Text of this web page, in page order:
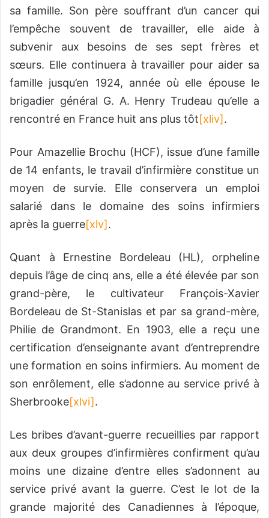
sa famille. Son père souffrant d’un cancer qui
l’empêche souvent de travailler, elle aide à
subvenir aux besoins de ses sept frères et
sœurs. Elle continuera à travailler pour aider sa
famille jusqu’en 1924, année où elle épouse le
brigadier général G. A. Henry Trudeau qu’elle a
rencontré en France huit ans plus tôt[xliv].
Pour Amazellie Brochu (HCF), issue d’une famille
de 14 enfants, le travail d’infirmière constitue un
moyen de survie. Elle conservera un emploi
salarié dans le domaine des soins infirmiers
après la guerre[xlv].
Quant à Ernestine Bordeleau (HL), orpheline
depuis l’âge de cinq ans, elle a été élevée par son
grand-père, le cultivateur François-Xavier
Bordeleau de St-Stanislas et par sa grand-mère,
Philie de Grandmont. En 1903, elle a reçu une
certification d’enseignante avant d’entreprendre
une formation en soins infirmiers. Au moment de
son enrôlement, elle s’adonne au service privé à
Sherbrooke[xlvi].
Les bribes d’avant-guerre recueillies par rapport
aux deux groupes d’infirmières confirment qu’au
moins une dizaine d’entre elles s’adonnent au
service privé avant la guerre. C’est le lot de la
grande majorité des Canadiennes à l’époque,